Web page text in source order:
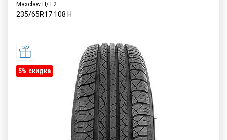
Maxclaw H/T2
235/65R17 108 H
5% cкидка